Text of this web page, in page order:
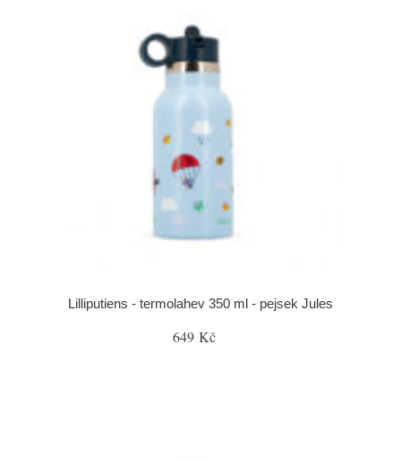
Lilliputiens - termolahev 350 ml - pejsek Jules
649 Kč